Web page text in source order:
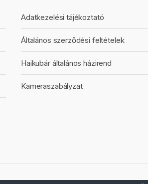
Adatkezelési tájékoztató
Általános szerződési feltételek
Haikubár általános házirend
Kameraszabályzat